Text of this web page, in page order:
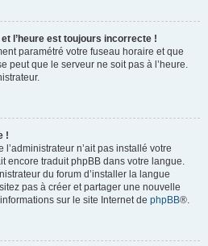
l’heure est toujours incorrecte !
paramétré votre fuseau horaire et que
peut que le serveur ne soit pas à l’heure.
!
n’ait pas installé votre
encore traduit phpBB dans votre langue.
du forum d’installer la langue
pas à créer et partager une nouvelle
sur le site Internet de phpBB®.